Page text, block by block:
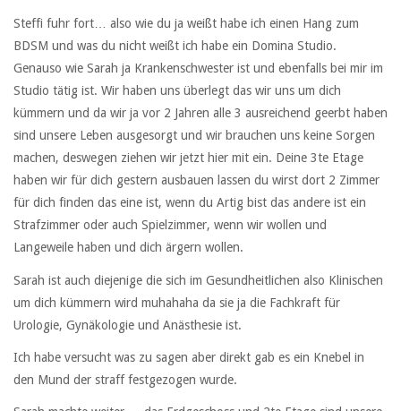
Steffi fuhr fort… also wie du ja weißt habe ich einen Hang zum
BDSM und was du nicht weißt ich habe ein Domina Studio.
Genauso wie Sarah ja Krankenschwester ist und ebenfalls bei mir im
Studio tätig ist. Wir haben uns überlegt das wir uns um dich
kümmern und da wir ja vor 2 Jahren alle 3 ausreichend geerbt haben
sind unsere Leben ausgesorgt und wir brauchen uns keine Sorgen
machen, deswegen ziehen wir jetzt hier mit ein. Deine 3te Etage
haben wir für dich gestern ausbauen lassen du wirst dort 2 Zimmer
für dich finden das eine ist, wenn du Artig bist das andere ist ein
Strafzimmer oder auch Spielzimmer, wenn wir wollen und
Langeweile haben und dich ärgern wollen.
Sarah ist auch diejenige die sich im Gesundheitlichen also Klinischen
um dich kümmern wird muhahaha da sie ja die Fachkraft für
Urologie, Gynäkologie und Anästhesie ist.
Ich habe versucht was zu sagen aber direkt gab es ein Knebel in
den Mund der straff festgezogen wurde.